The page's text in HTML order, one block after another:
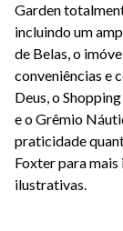
Garden
incluindo um
de Belas, o
conveniências e
Deus, o
e o Grêmio
praticidade
Foxter para
ilustrativas.